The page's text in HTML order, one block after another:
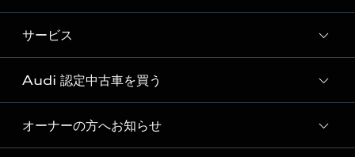
デジタルサービス
試乗車・展示車検索
見積り依頼
試乗予約
特別仕様モデル / 限定モデル
e-tronラインアップ
価格シミュレーション
車両比較
純正アクセサリー
オンラインショップ
Audi collection
アウディナビアプリ
サービス
サービス入庫予約
サービスプログラム
メンテナンス
Audi 認定中古車を買う
Audi認定中古車
オーナーの方へお知らせ